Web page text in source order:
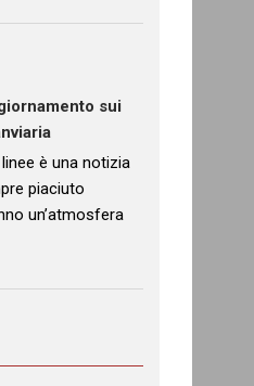
sui
è una notizia
piaciuto
un’atmosfera